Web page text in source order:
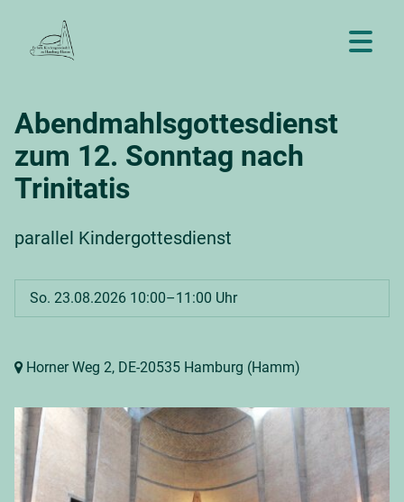
Abendmahlsgottesdienst
zum 12. Sonntag nach
Trinitatis
parallel Kindergottesdienst
So. 23.08.2026 10:00–11:00 Uhr
Horner Weg 2, DE-20535 Hamburg (Hamm)